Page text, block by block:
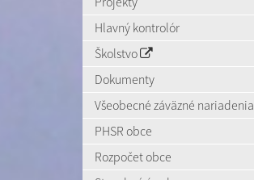
Hlavný kontrolór
Školstvo
Dokumenty
Všeobecné záväzné nariadenia
PHSR obce
Rozpočet obce